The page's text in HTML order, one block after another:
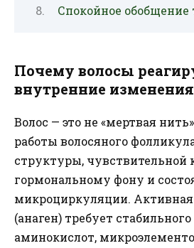
Спокойное
Почему волосы
внутренние изменения
Волос — это не «мертвая
работы волосяного
структуры, чувствительной
гормональному фону и
микроциркуляции. Активная
(анаген) требует
аминокислот,